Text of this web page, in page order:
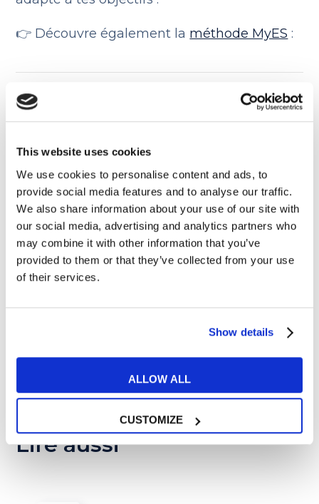
This website uses cookies
We use cookies to personalise content and ads, to
provide social media features and to analyse our traffic.
We also share information about your use of our site with
our social media, advertising and analytics partners who
may combine it with other information that you’ve
provided to them or that they’ve collected from your use
of their services.
Show details
ALLOW ALL
CUSTOMIZE
👉 Découvre également la méthode MyES :
apprendre l’anglais même si
9 JUIN 2026
Présentiel ou e-learning : que
choisir pour apprendre
l'anglais ?
11 juin 2026
Lire aussi